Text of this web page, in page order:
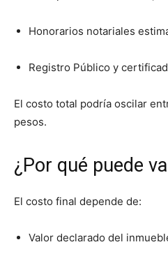
Honorarios notariales
Registro Público y
El costo total podría oscilar
pesos.
¿Por qué puede
El costo final depende de:
Valor declarado del